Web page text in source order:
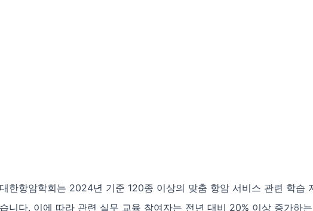
대한항암학회는 2024년 기준 120종 이상의 맞춤 항암 서비스 관련 학습
습니다. 이에 따라 관련 실무 교육 참여자는 전년 대비 20% 이상 증가하